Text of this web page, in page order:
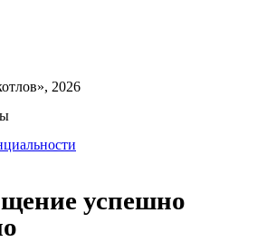
2026
успешно